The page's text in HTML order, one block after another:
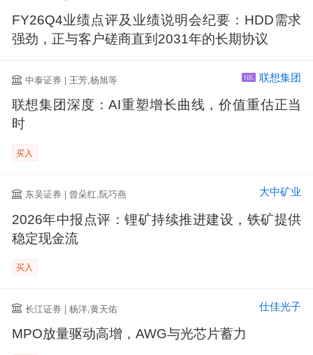
FY26Q4业绩点评及业绩说明会纪要：HDD需求
强劲，正与客户磋商直到2031年的长期协议
中泰证券 | 王芳,杨旭等 HK 联想集团
联想集团深度：AI重塑增长曲线，价值重估正当
时
买入
东吴证券 | 曾朵红,阮巧燕 大中矿业
2026年中报点评：锂矿持续推进建设，铁矿提供
稳定现金流
买入
长江证券 | 杨洋,黄天佑 仕佳光子
MPO放量驱动高增，AWG与光芯片蓄力